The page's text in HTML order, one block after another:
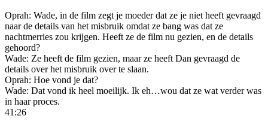
Oprah: Wade, in de film zegt je moeder dat ze je niet heeft gevraagd
naar de details van het misbruik omdat ze bang was dat ze
nachtmerries zou krijgen. Heeft ze de film nu gezien, en de details
gehoord?
Wade: Ze heeft de film gezien, maar ze heeft Dan gevraagd de
details over het misbruik over te slaan.
Oprah: Hoe vond je dat?
Wade: Dat vond ik heel moeilijk. Ik eh…wou dat ze wat verder was
in haar proces.
41:26